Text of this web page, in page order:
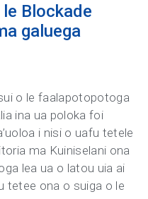
Blockade
galuega
o le faalapotopotoga
ina ua poloka foi
i nisi o uafu tetele
ma Kuiniselani ona
lea ua o latou uia ai
tetee ona o suiga o le